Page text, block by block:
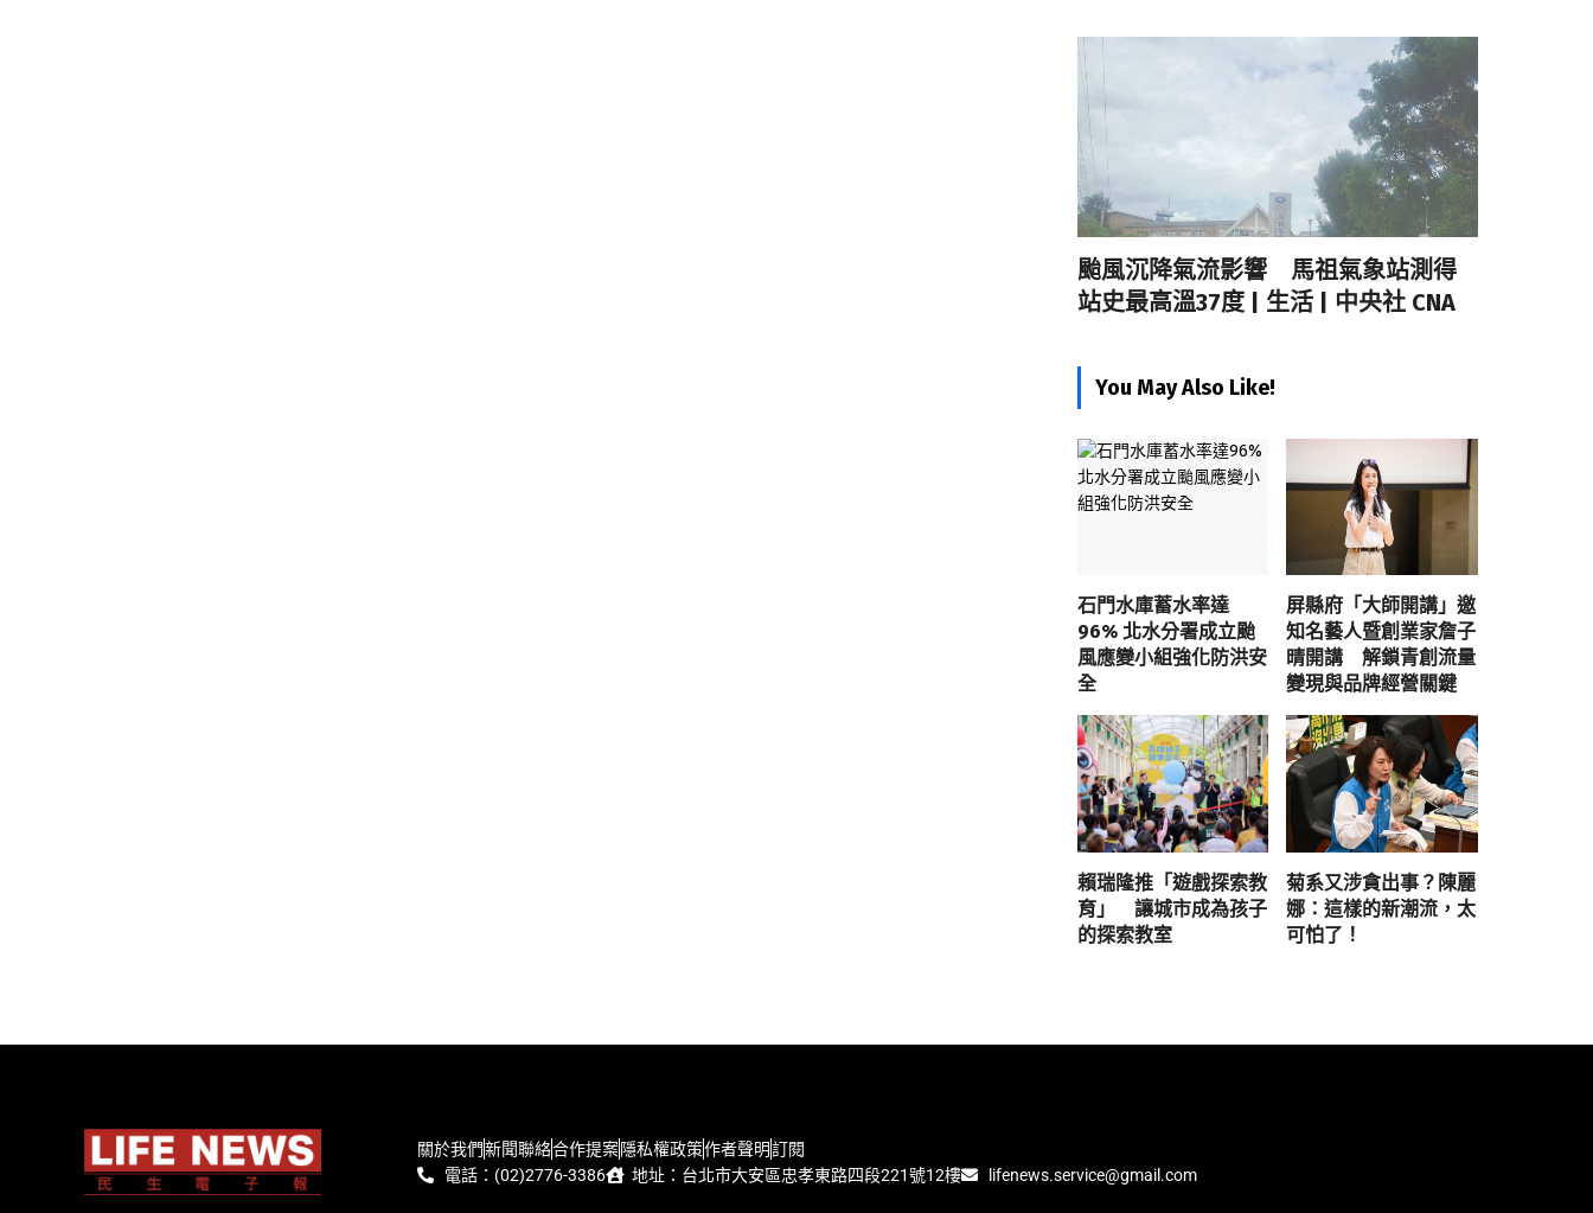
颱風沉降氣流影響 馬祖氣象站測得
站史最高溫37度 | 生活 | 中央社 CNA
You May Also Like!
石門水庫蓄水率達
96% 北水分署成立颱
風應變小組強化防洪安
全
屏縣府「大師開講」邀
知名藝人暨創業家詹子
晴開講 解鎖青創流量
變現與品牌經營關鍵
賴瑞隆推「遊戲探索教
育」 讓城市成為孩子
的探索教室
菊系又涉貪出事？陳麗
娜：這樣的新潮流，太
可怕了！
關於我們新聞聯絡合作提案隱私權政策作者聲明訂閱
電話：(02)2776-3386
地址：台北市大安區忠孝東路四段221號12樓 lifenews.service@gmail.com